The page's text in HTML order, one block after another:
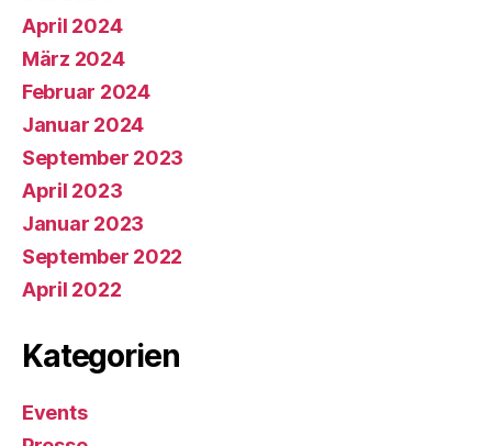
April 2024
März 2024
Februar 2024
Januar 2024
September 2023
April 2023
Januar 2023
September 2022
April 2022
Kategorien
Events